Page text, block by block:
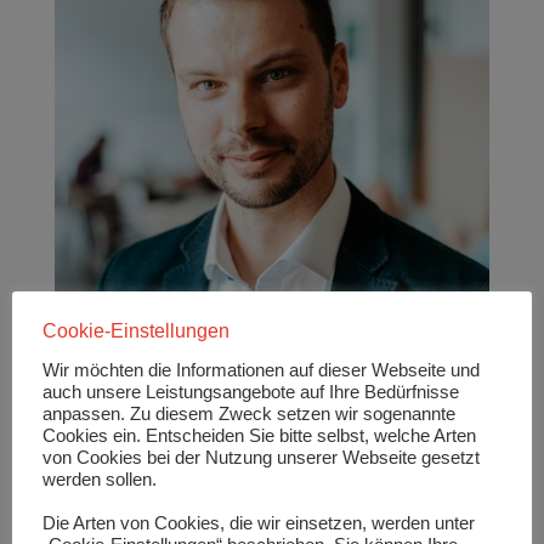
Foto: FI Freiberg
Cookie-Einstellungen
Wir möchten die Informationen auf dieser Webseite und
auch unsere Leistungsangebote auf Ihre Bedürfnisse
anpassen. Zu diesem Zweck setzen wir sogenannte
Cookies ein. Entscheiden Sie bitte selbst, welche Arten
von Cookies bei der Nutzung unserer Webseite gesetzt
werden sollen.
Die Arten von Cookies, die wir einsetzen, werden unter